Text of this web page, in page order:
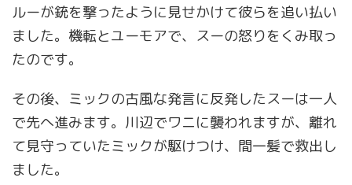
ルーが銃を撃ったように見せかけて彼らを追い払い
ました。機転とユーモアで、スーの怒りをくみ取っ
たのです。
その後、ミックの古風な発言に反発したスーは一人
で先へ進みます。川辺でワニに襲われますが、離れ
て見守っていたミックが駆けつけ、間一髪で救出し
ました。